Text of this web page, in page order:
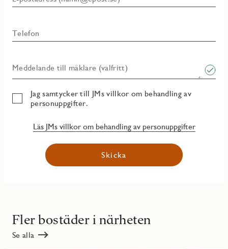
Telefon
Meddelande till mäklare (valfritt)
Jag samtycker till JMs villkor om behandling av
personuppgifter.
Läs JMs villkor om behandling av personuppgifter
Skicka
Fler bostäder i närheten
Se alla